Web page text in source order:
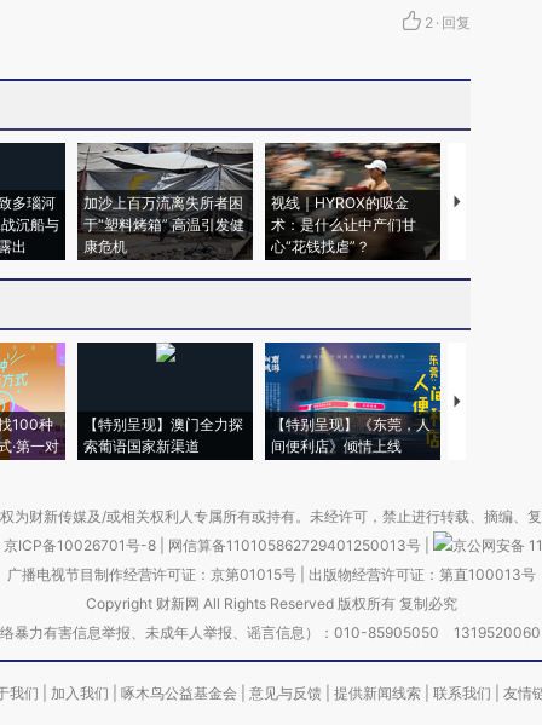
2 · 回复
多瑙河
沉船与
出
加沙上百万流离失所者困
于“塑料烤箱” 高温引发健
康危机
视线｜HYROX的吸金
术：是什么让中产们甘
心“花钱找虐”？
马航飞行员
100种
·第一对
【特别呈现】澳门全力探
索葡语国家新渠道
【特别呈现】《东莞，人
间便利店》倾情上线
【推广】走
为财新传媒及/或相关权利人专属所有或持有。未经许可，禁止进行转载、摘编、
京ICP备10026701号-8
网信算备110105862729401250013号
京公网安备
广播电视节目制作经营许可证：京第01015号| 出版物经营许可证：第直100013号
Copyright 财新网 All Rights Reserved 版权所有 复制必究
暴力有害信息举报、未成年人举报、谣言信息）：010-85905050
我们 加入我们 啄木鸟公益基金会 意见与反馈 提供新闻线索 联系我们 友情